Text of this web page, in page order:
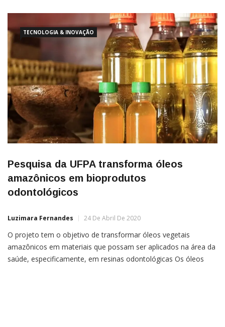
TECNOLOGIA & INOVAÇÃO
Pesquisa da UFPA transforma óleos
amazônicos em bioprodutos
odontológicos
Luzimara Fernandes 24 De Abril De 2020
O projeto tem o objetivo de transformar óleos vegetais
amazônicos em materiais que possam ser aplicados na área da
saúde, especificamente, em resinas odontológicas Os óleos